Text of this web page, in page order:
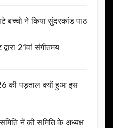
बच्चो ने किया सुंदरकांड पाठ
21वां संगीतमय
की पड़ताल क्यों हुआ इस
नें की समिति के अध्यक्ष